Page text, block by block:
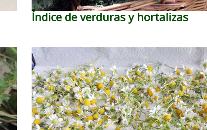
Índice de verduras y hortalizas